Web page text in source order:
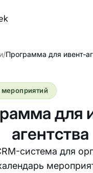
/Программа для ивент-
для
агентства
система для